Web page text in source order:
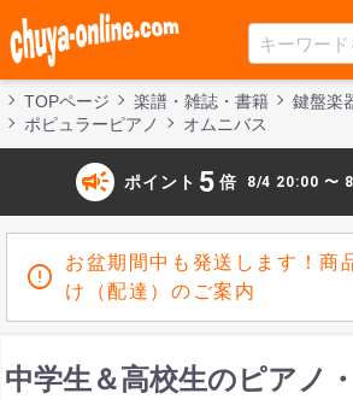
TOPページ 楽譜・雑誌・書籍
鍵盤楽
ポピュラーピアノ
オムニバス
campaign ポイント 5 倍 8/4 20:00 〜
お盆期間中も発送します！商
け（配達）のご案内
中学生＆高校生のピアノ